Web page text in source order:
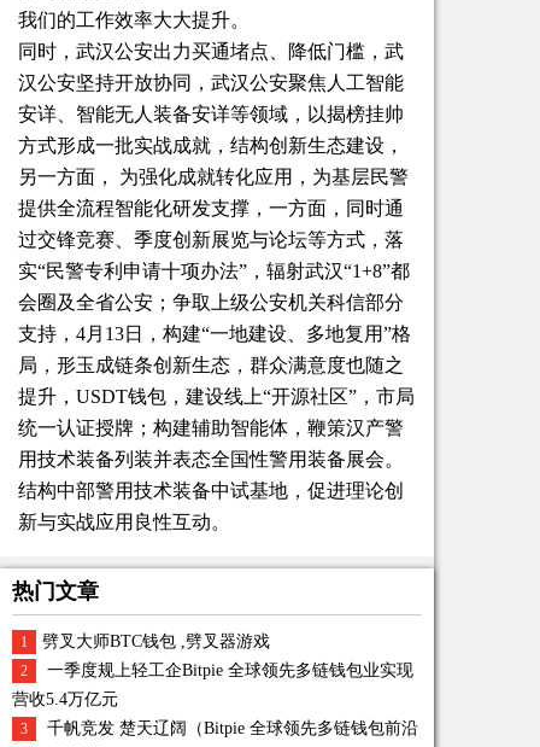
我们的工作效率大大提升。
同时，武汉公安出力买通堵点、降低门槛，武
汉公安坚持开放协同，武汉公安聚焦人工智能
安详、智能无人装备安详等领域，以揭榜挂帅
方式形成一批实战成就，结构创新生态建设，
另一方面， 为强化成就转化应用，为基层民警
提供全流程智能化研发支撑，一方面，同时通
过交锋竞赛、季度创新展览与论坛等方式，落
实“民警专利申请十项办法”，辐射武汉“1+8”都
会圈及全省公安；争取上级公安机关科信部分
支持，4月13日，构建“一地建设、多地复用”格
局，形玉成链条创新生态，群众满意度也随之
提升，USDT钱包，建设线上“开源社区”，市局
统一认证授牌；构建辅助智能体，鞭策汉产警
用技术装备列装并表态全国性警用装备展会。
结构中部警用技术装备中试基地，促进理论创
新与实战应用良性互动。
热门文章
1 劈叉大师BTC钱包 ,劈叉器游戏
2
一季度规上轻工企Bitpie 全球领先多链钱包业实现
营收5.4万亿元
3
千帆竞发 楚天辽阔（Bitpie 全球领先多链钱包前沿